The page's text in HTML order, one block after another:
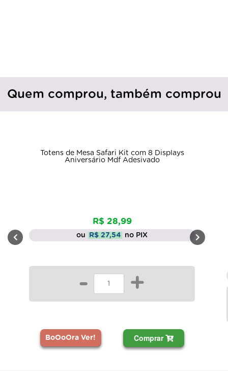
Quem comprou, também comprou
Totens de Mesa Safari Kit com 8 Displays
Aniversário Mdf Adesivado
R$ 28,99
ou R$ 27,54 no PIX
- +
BoOoOra Ver! Comprar